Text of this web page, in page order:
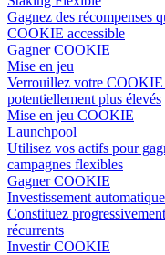
Gagnez des récompenses
COOKIE accessible
Gagner COOKIE
Mise en jeu
Verrouillez votre COOKIE
potentiellement plus élevés
Mise en jeu COOKIE
Launchpool
Utilisez vos actifs pour
campagnes flexibles
Gagner COOKIE
Investissement automatique
Constituez
récurrents
Investir COOKIE